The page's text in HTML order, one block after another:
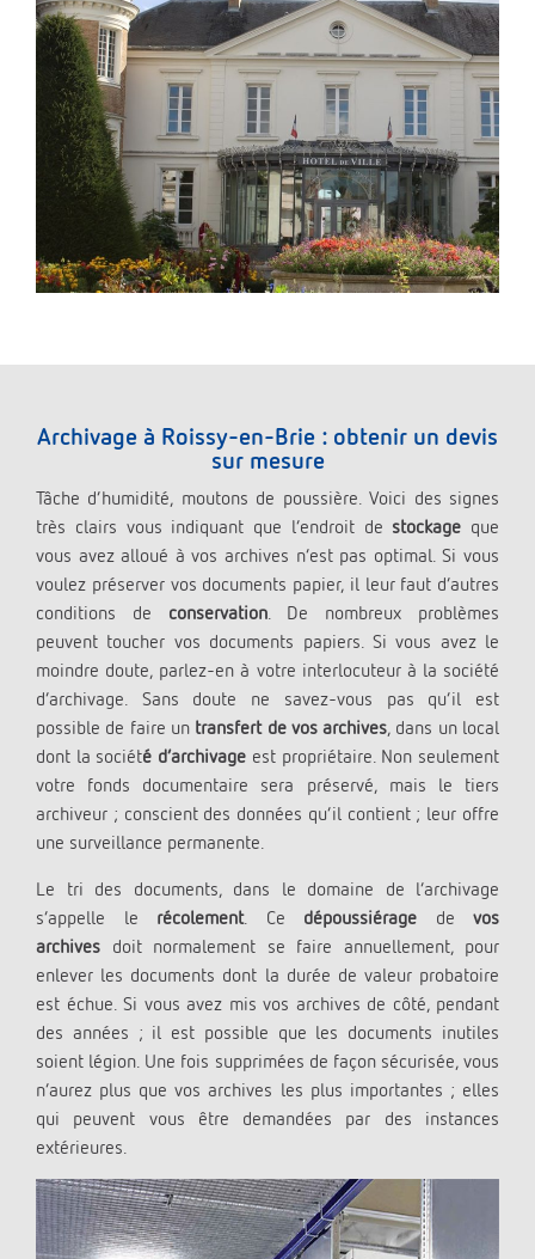
Archivage à Roissy-en-Brie : obtenir un devis
sur mesure
Tâche d’humidité, moutons de poussière. Voici des signes
très clairs vous indiquant que l’endroit de stockage que
vous avez alloué à vos archives n’est pas optimal. Si vous
voulez préserver vos documents papier, il leur faut d’autres
conditions de conservation. De nombreux problèmes
peuvent toucher vos documents papiers. Si vous avez le
moindre doute, parlez-en à votre interlocuteur à la société
d’archivage. Sans doute ne savez-vous pas qu’il est
possible de faire un transfert de vos archives, dans un local
dont la société d’archivage est propriétaire. Non seulement
votre fonds documentaire sera préservé, mais le tiers
archiveur ; conscient des données qu’il contient ; leur offre
une surveillance permanente.
Le tri des documents, dans le domaine de l’archivage
s’appelle le récolement. Ce dépoussiérage de vos
archives doit normalement se faire annuellement, pour
enlever les documents dont la durée de valeur probatoire
est échue. Si vous avez mis vos archives de côté, pendant
des années ; il est possible que les documents inutiles
soient légion. Une fois supprimées de façon sécurisée, vous
n’aurez plus que vos archives les plus importantes ; elles
qui peuvent vous être demandées par des instances
extérieures.